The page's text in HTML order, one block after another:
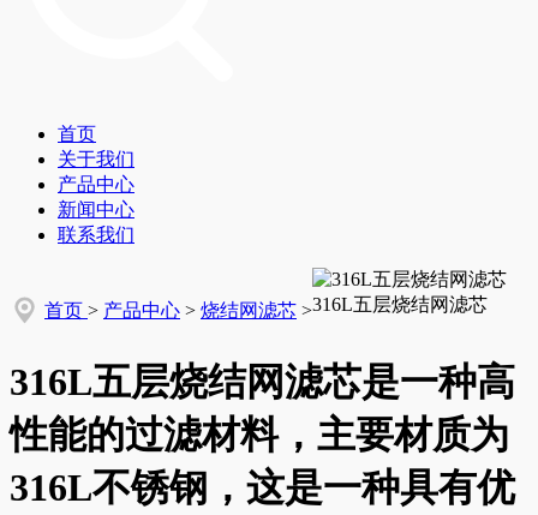
首页
关于我们
产品中心
新闻中心
联系我们
首页 > 产品中心 > 烧结网滤芯 >316L五层烧结网滤芯
316L五层烧结网滤芯是一种高
性能的过滤材料，主要材质为
316L不锈钢，这是一种具有优